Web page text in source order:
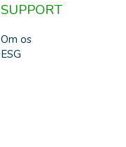
SUPPORT
Om os
ESG